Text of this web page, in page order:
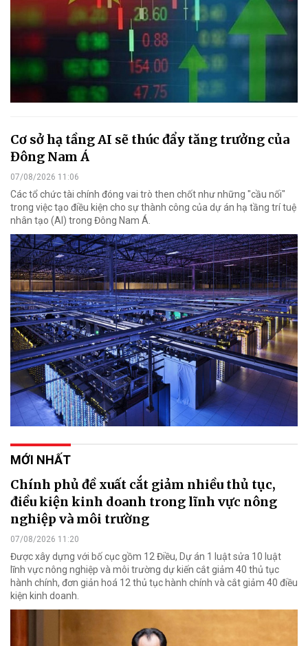
Cơ sở hạ tầng AI sẽ thúc đẩy tăng trưởng của
Đông Nam Á
07/08/2026 11:06
Các tổ chức tài chính đóng vai trò then chốt như những "cầu nối"
trong việc tạo điều kiện cho sự thành công của dự án hạ tầng trí tuệ
nhân tạo (AI) trong Đông Nam Á.
MỚI NHẤT
Chính phủ đề xuất cắt giảm nhiều thủ tục,
điều kiện kinh doanh trong lĩnh vực nông
nghiệp và môi trường
07/08/2026 11:20
Được xây dựng với bố cục gồm 12 Điều, Dự án 1 luật sửa 10 luật
lĩnh vực nông nghiệp và môi trường dự kiến cắt giảm 40 thủ tục
hành chính, đơn giản hoá 12 thủ tục hành chính và cắt giảm 40 điều
kiện kinh doanh.